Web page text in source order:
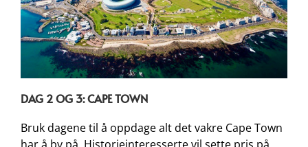
DAG 2 OG 3: CAPE TOWN
Bruk dagene til å oppdage alt det vakre Cape Town